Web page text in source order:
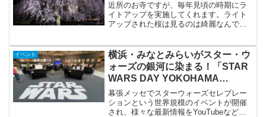
近所のお寺ですが、毎年見頃の時期にラ
イトアップを実施してくれます。ライト
アップされた桜は見るのは綺麗なんです
と、内側に潜って見上げる構図もいいと
思います。ミラーレスカメラ...
イベント
横浜・みなとみらいがスター・ウ
ォーズの銀河に染まる！「STAR
WARS DAY YOKOHAMA
MINATOMIRAI 2025」
幕張メッセでスターウォーズセレブレー
ションという世界規模のイベントが開催
され、様々な最新情報をYouTubeなどで